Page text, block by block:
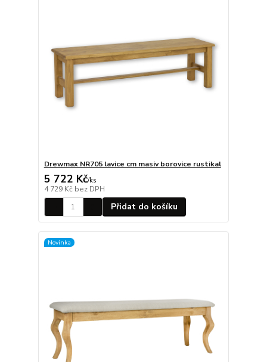
Drewmax NR705 lavice cm masiv borovice rustikal
5 722 Kč/ks
4 729 Kč bez DPH
Přidat do košíku
Novinka